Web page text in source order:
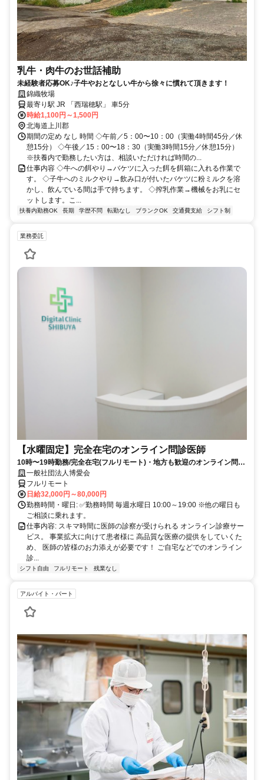
乳牛・肉牛のお世話補助
未経験者応募OK♪子牛やおとなしい牛から徐々に慣れて頂きます！
錦織牧場
最寄り駅 JR 「西瑞穂駅」 車5分
時給1,100円～1,500円
北海道上川郡
期間の定め なし 時間 ◇午前／5：00〜10：00（実働4時間45分／休
憩15分） ◇午後／15：00〜18：30（実働3時間15分／休憩15分）
※扶養内で勤務したい方は、相談いただければ時間の...
仕事内容 ◇牛への餌やり→バケツに入った餌を餌箱に入れる作業で
す。 ◇子牛へのミルクやり→飲み口が付いたバケツに粉ミルクを溶
かし、飲んでいる間は手で持ちます。 ◇搾乳作業→機械をお乳にセ
ットします。こ...
扶養内勤務OK 長期 学歴不問 転勤なし ブランクOK 交通費支給 シフト制
業務委託
【水曜固定】完全在宅のオンライン問診医師
10時〜19時勤務/完全在宅(フルリモート)・地方も歓迎のオンライン問診
業務一般社団法人博愛会
フルリモート
日給32,000円～80,000円
勤務時間・曜日: ✅勤務時間 毎週水曜日 10:00～19:00 ※他の曜日も
ご相談に乗れます。
仕事内容: スキマ時間に医師の診察が受けられる オンライン診療サー
ビス。 事業拡大に向けて患者様に 高品質な医療の提供をしていくた
め、 医師の皆様のお力添えが必要です！ ご自宅などでのオンライン
診...
シフト自由 フルリモート 残業なし
アルバイト・パート